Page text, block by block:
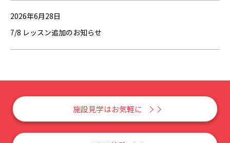
2026年6月28日
7/8 レッスン追加のお知らせ
施設見学はお気軽に